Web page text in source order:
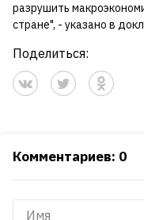
разрушить
стране", - указано в
Поделиться:
Комментариев: 0